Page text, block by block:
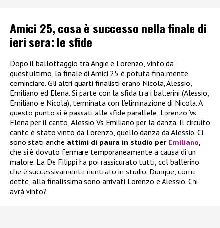
Amici 25, cosa è successo nella finale di
ieri sera: le sfide
Dopo il ballottaggio tra Angie e Lorenzo, vinto da
quest’ultimo, la finale di Amici 25 è potuta finalmente
cominciare. Gli altri quarti finalisti erano Nicola, Alessio,
Emiliano ed Elena. Si parte con la sfida tra i ballerini (Alessio,
Emiliano e Nicola), terminata con l’eliminazione di Nicola. A
questo punto si è passati alle sfide parallele, Lorenzo Vs
Elena per il canto, Alessio Vs Emiliano per la danza. Il circuito
canto è stato vinto da Lorenzo, quello danza da Alessio. Ci
sono stati anche attimi di paura in studio per Emiliano,
che si è dovuto fermare temporaneamente a causa di un
malore. La De Filippi ha poi rassicurato tutti, col ballerino
che è successivamente rientrato in studio. Dunque, come
detto, alla finalissima sono arrivati Lorenzo e Alessio. Chi
avrà vinto?